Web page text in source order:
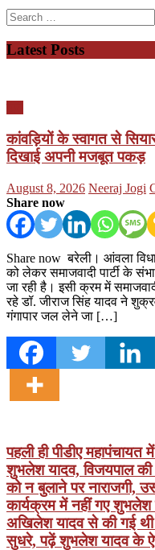
Search
for:
Latest Posts
कांवड़ियों के स्वागत से
दिखाई अपनी मजबूत पकड़
Posted
on
August 8, 2026 Author
Neeraj Jogi
Share now
Share now बरेली। आंवला
को लेकर समाजवादी पार्टी के
जा रही है। इसी क्रम में
रहे डॉ. जीराज सिंह यादव ने
गंगापार जल लेने जा […]
पहली ही पीडीए महापंचायत
शुभलेश यादव, विजयपाल
को न बुलाने पर नाराजगी,
कार्यक्रम में नहीं गए
अखिलेश यादव से की गई
सुधरे, पढ़ें शुभलेश यादव के